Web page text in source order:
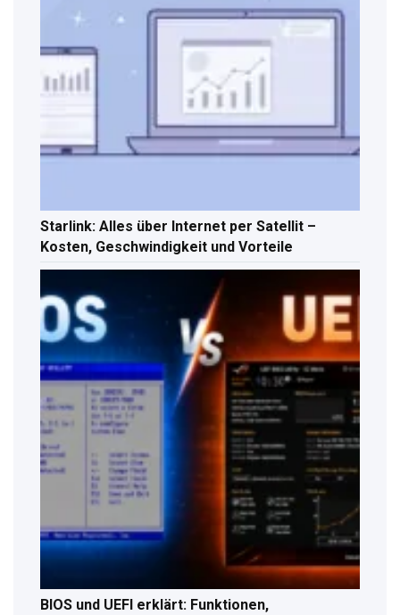
Starlink: Alles über Internet per Satellit –
Kosten, Geschwindigkeit und Vorteile
BIOS und UEFI erklärt: Funktionen,